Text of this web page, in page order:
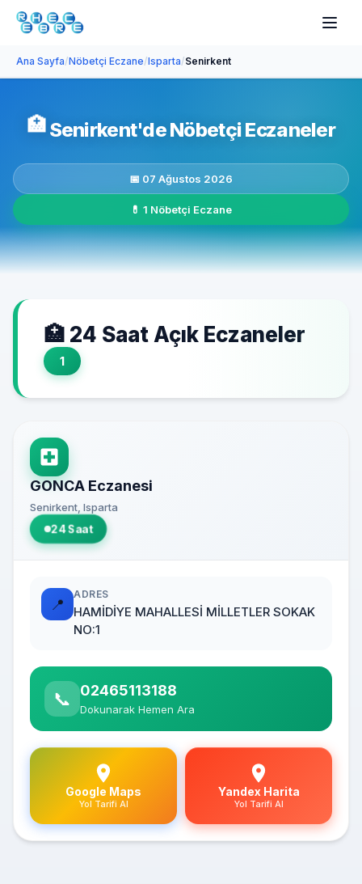
Ana Sayfa/Nöbetçi Eczane/Isparta/Senirkent
🏥Senirkent'de Nöbetçi Eczaneler
📅 07 Ağustos 2026
💊 1 Nöbetçi Eczane
🏥 24 Saat Açık Eczaneler
1
GONCA Eczanesi
Senirkent, Isparta
24 Saat
📍
ADRES
HAMİDİYE MAHALLESİ MİLLETLER SOKAK
NO:1
📞 02465113188
Dokunarak Hemen Ara
Google Maps
Yol Tarifi Al
Yandex Harita
Yol Tarifi Al